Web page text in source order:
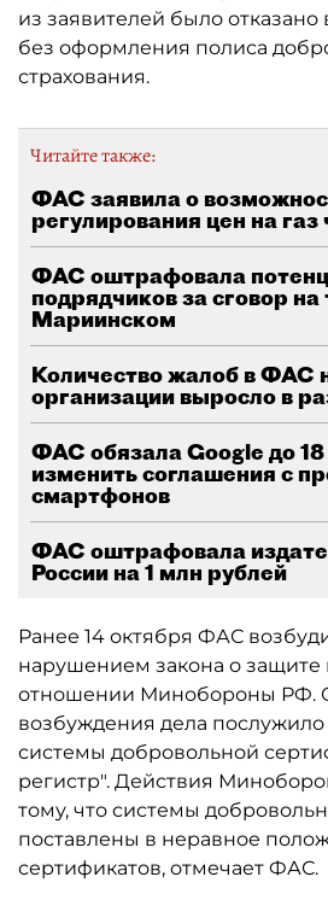
из заявителей было отказано
без оформления полиса
страхования.
Читайте также:
ФАС заявила о
регулирования цен на газ
ФАС оштрафовала
подрядчиков за сговор на
Мариинском
Количество жалоб в ФАС
организации выросло в
ФАС обязала Google до
изменить соглашения с
смартфонов
ФАС оштрафовала
России на 1 млн рублей
Ранее 14 октября ФАС
нарушением закона о защите
отношении Минобороны РФ.
возбуждения дела послужило
системы добровольной
регистр". Действия
тому, что системы
поставлены в неравное
сертификатов, отмечает ФАС.